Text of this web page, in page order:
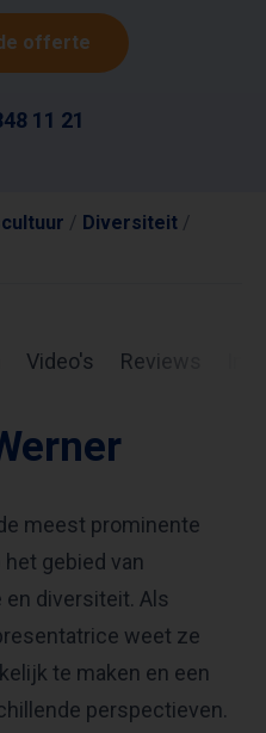
offerte
11 21
/ Diversiteit /
Video's Reviews
meest prominente
gebied van
diversiteit. Als
weet ze
te maken en een
perspectieven.